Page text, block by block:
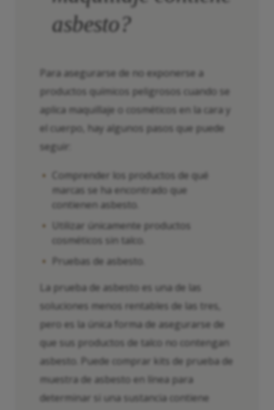
asbesto?
Para asegurarse de no exponerse a
productos químicos peligrosos cuando se
aplica maquillaje o cosméticos en la cara y
el cuerpo, hay algunos pasos que puede
seguir:
Comprender los productos de qué
marcas se ha encontrado que
contienen asbesto.
Utilizar únicamente productos
cosméticos sin talco.
Pruebas de asbesto.
La prueba de asbesto es una de las
soluciones menos rentables de las tres,
pero es la única forma de asegurarse de
que sus productos de talco no contengan
asbesto. Puede comprar kits de prueba de
muestra de asbesto en línea para
determinar si una sustancia contiene